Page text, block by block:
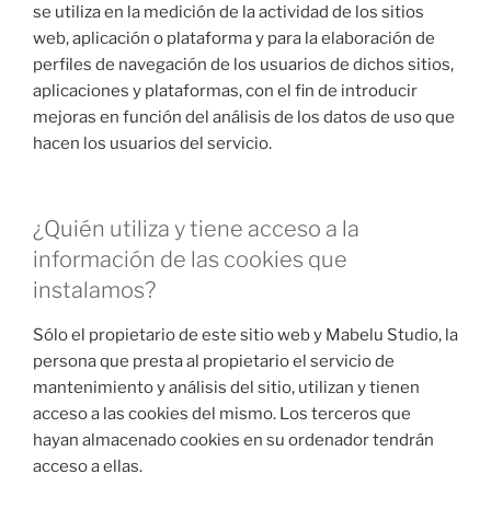
se utiliza en la medición de la actividad de los sitios
web, aplicación o plataforma y para la elaboración de
perfiles de navegación de los usuarios de dichos sitios,
aplicaciones y plataformas, con el fin de introducir
mejoras en función del análisis de los datos de uso que
hacen los usuarios del servicio.
¿Quién utiliza y tiene acceso a la
información de las cookies que
instalamos?
Sólo el propietario de este sitio web y Mabelu Studio, la
persona que presta al propietario el servicio de
mantenimiento y análisis del sitio, utilizan y tienen
acceso a las cookies del mismo. Los terceros que
hayan almacenado cookies en su ordenador tendrán
acceso a ellas.